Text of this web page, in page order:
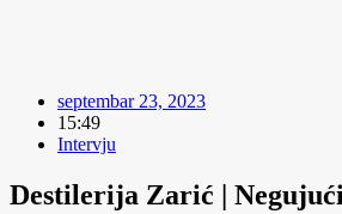
septembar 23, 2023
15:49
Intervju
Destilerija Zarić |